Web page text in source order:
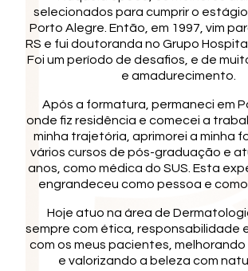
selecionados para cumprir o
Porto Alegre. Então, em 1997, vim
RS e fui doutoranda no Grupo
Foi um período de desafios, e de
e amadurecimento.
Após a formatura, permaneci em
onde fiz residência e comecei a
minha trajetória, aprimorei a minha
vários cursos de pós-graduação e
anos, como médica do SUS. Esta
engrandeceu como pessoa e como
Hoje atuo na área de
sempre com ética, responsabilidade
com os meus pacientes,
e valorizando a beleza com